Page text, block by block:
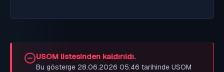
USOM listesinden kaldırıldı.
Bu gösterge 28.06.2026 05:46 tarihinde USOM